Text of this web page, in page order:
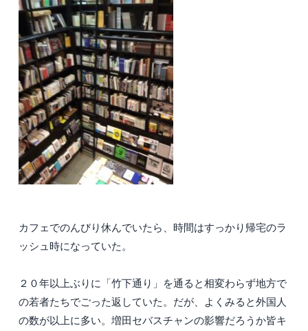
カフェでのんびり休んでいたら、時間はすっかり帰宅のラ
ッシュ時になっていた。
２０年以上ぶりに「竹下通り」を通ると相変わらず地方で
の若者たちでごった返していた。だが、よくみると外国人
の数が以上に多い。増田セバスチャンの影響だろうか皆キ